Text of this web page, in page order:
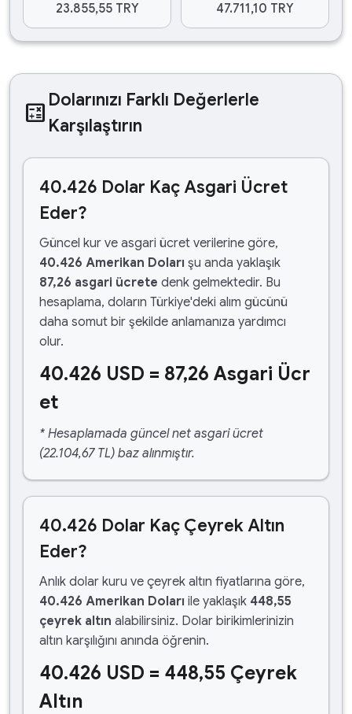
23.855,55 TRY
47.711,10 TRY
calculate Dolarınızı Farklı Değerlerle
Karşılaştırın
40.426 Dolar Kaç Asgari Ücret
Eder?
Güncel kur ve asgari ücret verilerine göre,
40.426 Amerikan Doları şu anda yaklaşık
87,26 asgari ücrete denk gelmektedir. Bu
hesaplama, doların Türkiye'deki alım gücünü
daha somut bir şekilde anlamanıza yardımcı
olur.
40.426 USD = 87,26 Asgari Ücr
et
* Hesaplamada güncel net asgari ücret
(22.104,67 TL) baz alınmıştır.
40.426 Dolar Kaç Çeyrek Altın
Eder?
Anlık dolar kuru ve çeyrek altın fiyatlarına göre,
40.426 Amerikan Doları ile yaklaşık 448,55
çeyrek altın alabilirsiniz. Dolar birikimlerinizin
altın karşılığını anında öğrenin.
40.426 USD = 448,55 Çeyrek
Altın